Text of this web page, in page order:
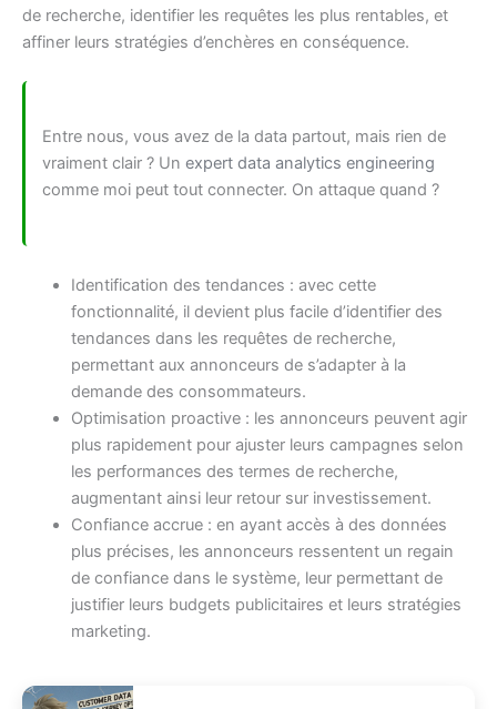
de recherche, identifier les requêtes les plus rentables, et
affiner leurs stratégies d’enchères en conséquence.
Entre nous, vous avez de la data partout, mais rien de
vraiment clair ? Un expert data analytics engineering
comme moi peut tout connecter. On attaque quand ?
Identification des tendances : avec cette
fonctionnalité, il devient plus facile d’identifier des
tendances dans les requêtes de recherche,
permettant aux annonceurs de s’adapter à la
demande des consommateurs.
Optimisation proactive : les annonceurs peuvent agir
plus rapidement pour ajuster leurs campagnes selon
les performances des termes de recherche,
augmentant ainsi leur retour sur investissement.
Confiance accrue : en ayant accès à des données
plus précises, les annonceurs ressentent un regain
de confiance dans le système, leur permettant de
justifier leurs budgets publicitaires et leurs stratégies
marketing.